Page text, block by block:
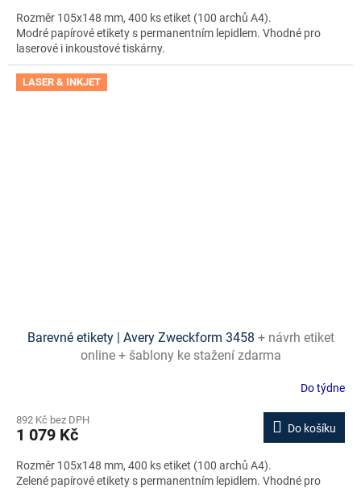
Rozměr 105x148 mm, 400 ks etiket (100 archů A4).
Modré papírové etikety s permanentním lepidlem. Vhodné pro
laserové i inkoustové tiskárny.
LASER & INKJET
Barevné etikety | Avery Zweckform 3458 + návrh etiket
online + šablony ke stažení zdarma
Do týdne
892 Kč bez DPH
1 079 Kč Do košíku
Rozměr 105x148 mm, 400 ks etiket (100 archů A4).
Zelené papírové etikety s permanentním lepidlem. Vhodné pro